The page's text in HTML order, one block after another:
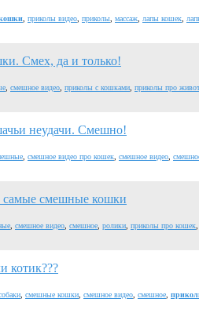
приколы видео приколы массаж лапы кошек
Смех, да и только!
смешное видео приколы с кошками приколы про
неудачи. Смешно!
смешное видео про кошек смешное видео
самые смешные кошки
смешное видео смешное ролики приколы про кошек
котик???
смешные кошки смешное видео смешное